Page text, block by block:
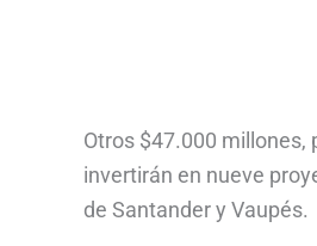
Otros $47.000 millones,
invertirán en nueve
de Santander y Vaupés.